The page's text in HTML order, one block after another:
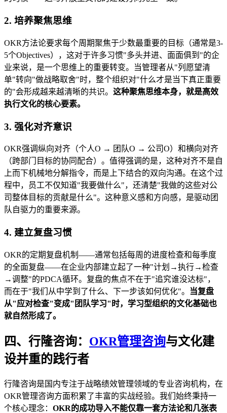
2. 培养聚焦思维
OKR方法论要求每个周期聚焦于少数最重要的目标（通常是3-
5个Objectives），这对于许多习惯"多头并进、面面俱到"的企
业来说，是一个思维上的重要转变。当管理者从"列愿望清
单"转向"做战略取舍"时，整个组织对"什么才是当下真正重要
的"会形成越来越清晰的共识。 这种聚焦思维本身，就是高效
执行文化的核心要素。
3. 强化对齐意识
OKR强调纵向对齐（个人O → 团队O → 公司O）和横向对齐
（跨部门目标的协同配合）。值得强调的是，这种对齐不是自
上而下机械地分解指令，而是上下结合的双向沟通。在这个过
程中，员工不仅知道"我要做什么"，还清楚"我做的这些对公
司整体目标的贡献是什么"。这种意义感和方向感，是驱动团
队自驱力的重要来源。
4. 建立复盘习惯
OKR的定期复盘机制——通常包括每周的进度检查和每季度
的全面复盘——在企业内部建立起了一种"计划→执行→检查
→调整"的PDCA循环。复盘的焦点不在于"追究谁没达标"，
而在于"我们从中学到了什么、下一步该如何优化"。
当复盘
从"应对检查"变成"团队学习"时，学习型组织的文化基础也
就自然形成了。
四、行隆咨询： OKR管理咨询与文化建
设并重的践行者
行隆咨询是国内专注于战略绩效管理领域的专业咨询机构，在
OKR管理咨询方面积累了丰富的实战经验。我们始终秉持一
个核心理念： OKR的成功导入不能仅靠一套方法论和几张表